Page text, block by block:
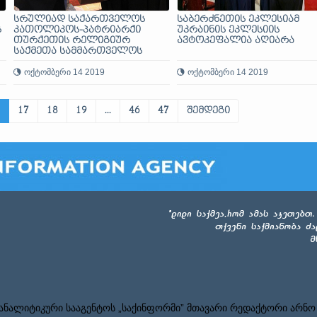
სრულიად საქართველოს
კათოლიკოს-პატრიარქი
თურქეთის რელიგიურ
საქმეთა სამმართველოს
ოქტომბერი 14 2019
საბერძნეთის ეკლესიამ
უკრაინის ეკლესიის
ავტოკეფალია აღიარა
ოქტომბერი 14 2019
17 18 19 ... 46 47 შემდეგი
სააგენტოს „საქინფორმი” მთავარი რედაქტორი